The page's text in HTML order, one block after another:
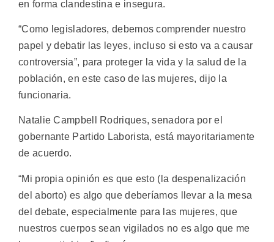
en forma clandestina e insegura.
“Como legisladores, debemos comprender nuestro
papel y debatir las leyes, incluso si esto va a causar
controversia”, para proteger la vida y la salud de la
población, en este caso de las mujeres, dijo la
funcionaria.
Natalie Campbell Rodriques, senadora por el
gobernante Partido Laborista, está mayoritariamente
de acuerdo.
“Mi propia opinión es que esto (la despenalización
del aborto) es algo que deberíamos llevar a la mesa
del debate, especialmente para las mujeres, que
nuestros cuerpos sean vigilados no es algo que me